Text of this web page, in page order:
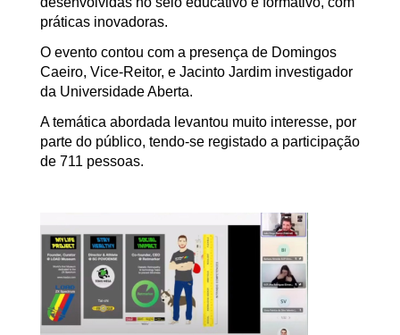
práticas inovadoras.
O evento contou com a presença de Domingos
Caeiro, Vice-Reitor, e Jacinto Jardim investigador
da Universidade Aberta.
A temática abordada levantou muito interesse, por
parte do público, tendo-se registado a participação
de 711 pessoas.